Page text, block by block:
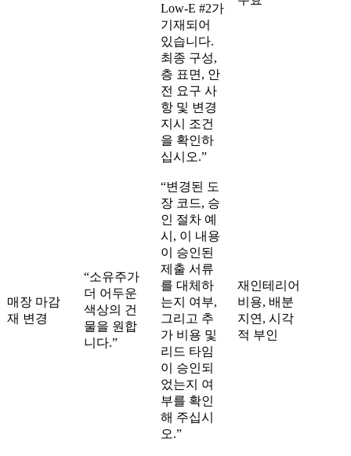
Low-E #2가
기재되어
있습니다.
최종 구성,
층 표면, 안
전 요구 사
항 및 변경
지시 조건
을 확인하
십시오.”
매장 마감
재 변경
“소유주가
더 어두운
색상의 건
물을 원합
니다.”
“변경된 도
장 코드, 승
인 절차 예
시, 이 내용
이 승인된
제출 서류
를 대체하
는지 여부,
그리고 추
가 비용 및
리드 타임
이 승인되
었는지 여
부를 확인
해 주십시
오.”
재인테리어
비용, 배분
지연, 시각
적 부인